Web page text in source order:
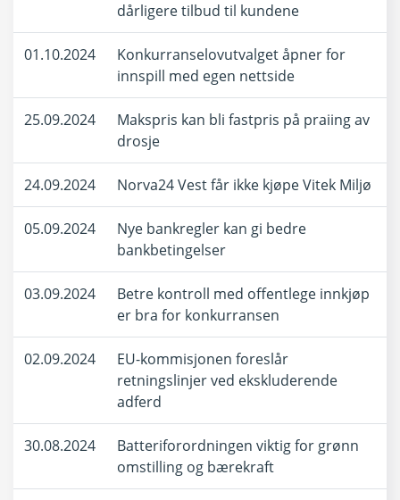
dårligere tilbud til kundene
01.10.2024
Konkurranselovutvalget åpner for
innspill med egen nettside
25.09.2024
Makspris kan bli fastpris på praiing av
drosje
24.09.2024 Norva24 Vest får ikke kjøpe Vitek Miljø
05.09.2024
Nye bankregler kan gi bedre
bankbetingelser
03.09.2024
Betre kontroll med offentlege innkjøp
er bra for konkurransen
02.09.2024
EU-kommisjonen foreslår
retningslinjer ved ekskluderende
adferd
30.08.2024
Batteriforordningen viktig for grønn
omstilling og bærekraft